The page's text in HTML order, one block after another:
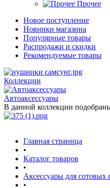
Прочее
Новое поступление
Новинки магазина
Популярные товары
Распродажи и скидки
Рекомендуемые товары
Коллекции
Автоаксессуары
В данной коллекции
Главная страница
•
Каталог товаров
•
Аксессуары для сотовых
•